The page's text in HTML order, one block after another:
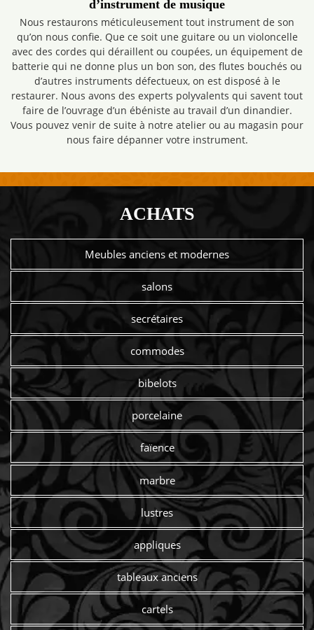
d’instrument de musique
Nous restaurons méticuleusement tout instrument de son
qu’on nous confie. Que ce soit une guitare ou un violoncelle
avec des cordes qui déraillent ou coupées, un équipement de
batterie qui ne donne plus un bon son, des flutes bouchés ou
d’autres instruments défectueux, on est disposé à le
restaurer. Nous avons des experts polyvalents qui savent tout
faire de l’ouvrage d’un ébéniste au travail d’un dinandier.
Vous pouvez venir de suite à notre atelier ou au magasin pour
nous faire dépanner votre instrument.
ACHATS
Meubles anciens et modernes
salons
secrétaires
commodes
bibelots
porcelaine
faïence
marbre
lustres
appliques
tableaux anciens
cartels